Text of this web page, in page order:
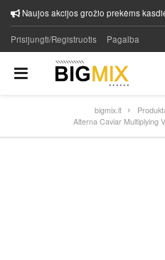
Naujos akcijos grožio prekėms
Prisijungti/Registruotis Pagalba
bigmix.lt
Alterna Caviar Multiplying